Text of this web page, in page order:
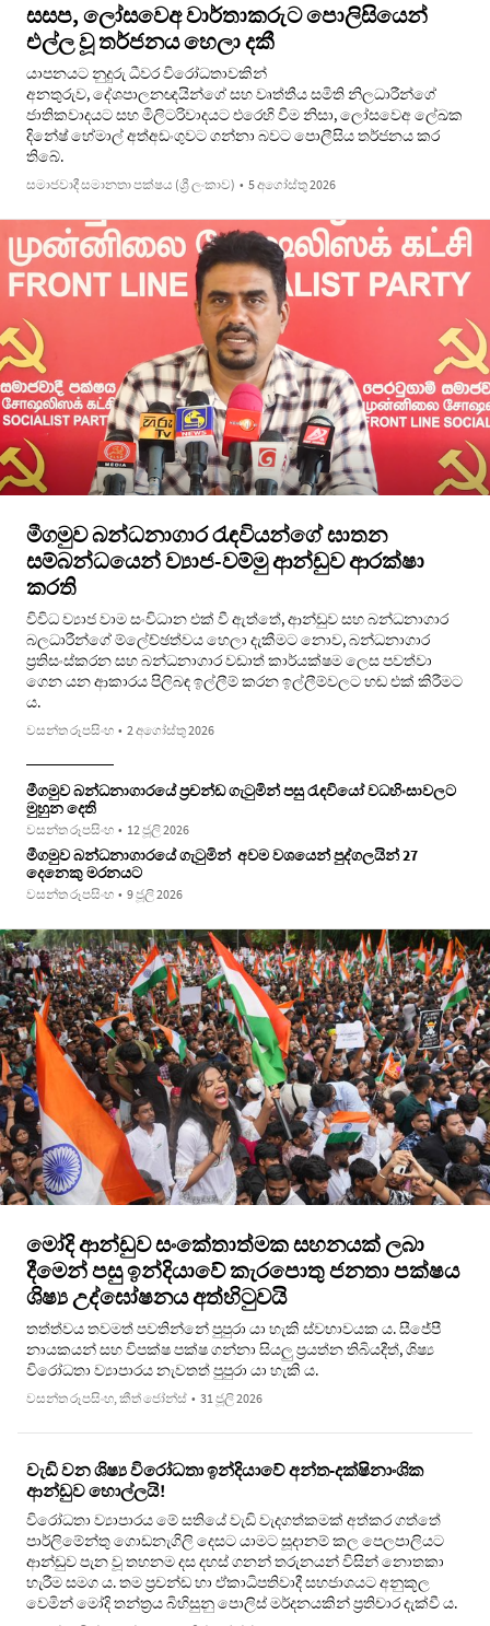
සසප, ලෝසවෙඅ වාර්තාකරුට පොලිසියෙන්
එල්ල වූ තර්ජනය හෙලා දකී
යාපනයට නුදුරු ධීවර විරෝධතාවකින්
අනතුරුව, දේශපාලනඥයින්ගේ සහ වෘත්තීය සමිති නිලධාරීන්ගේ
ජාතිකවාදයට සහ මිලිටරිවාදයට එරෙහි වීම නිසා, ලෝසවෙඅ ලේඛක
දිනේෂ් හේමාල් අත්අඩංගුවට ගන්නා බවට පොලීසිය තර්ජනය කර
තිබේ.
සමාජවාදී සමානතා පක්ෂය (ශ්‍රී ලංකාව) • 5 අගෝස්තු 2026
මීගමුව බන්ධනාගාර රැඳවියන්ගේ ඝාතන
සම්බන්ධයෙන් ව්‍යාජ-වම්මු ආන්ඩුව ආරක්ෂා
කරති
විවිධ ව්‍යාජ වාම සංවිධාන එක් වී ඇත්තේ, ආන්ඩුව සහ බන්ධනාගාර
බලධාරීන්ගේ ම්ලේච්ඡත්වය හෙලා දැකීමට නොව, බන්ධනාගාර
ප්‍රතිසංස්කරන සහ බන්ධනාගාර වඩාත් කාර්යක්ෂම ලෙස පවත්වා
ගෙන යන ආකාරය පිලිබඳ ඉල්ලීම් කරන ඉල්ලීම්වලට හඬ එක් කිරීමට
ය.
වසන්ත රූපසිංහ • 2 අගෝස්තු 2026
මීගමුව බන්ධනාගාරයේ ප්‍රචන්ඩ ගැටුමින් පසු රැඳවියෝ වධහිංසාවලට
මුහුන දෙති
වසන්ත රූපසිංහ • 12 ජූලි 2026
මීගමුව බන්ධනාගාරයේ ගැටුමින් අවම වශයෙන් පුද්ගලයින් 27
දෙනෙකු මරනයට
වසන්ත රූපසිංහ • 9 ජූලි 2026
මෝදි ආන්ඩුව සංකේතාත්මක සහනයක් ලබා
දීමෙන් පසු ඉන්දියාවේ කැරපොතු ජනතා පක්ෂය
ශිෂ්‍ය උද්ඝෝෂනය අත්හිටුවයි
තත්ත්වය තවමත් පවතින්නේ පුපුරා යා හැකි ස්වභාවයක ය. සීජේපී
නායකයන් සහ විපක්ෂ පක්ෂ ගන්නා සියලු ප්‍රයත්න තිබියදීත්, ශිෂ්‍ය
විරෝධතා ව්‍යාපාරය නැවතත් පුපුරා යා හැකි ය.
වසන්ත රූපසිංහ, කීත් ජෝන්ස් • 31 ජූලි 2026
වැඩි වන ශිෂ්‍ය විරෝධතා ඉන්දියාවේ අන්ත-දක්ෂිනාංශික
ආන්ඩුව හොල්ලයි!
විරෝධතා ව්‍යාපාරය මේ සතියේ වැඩි වැදගත්කමක් අත්කර ගත්තේ
පාර්ලිමේන්තු ගොඩනැගිලි දෙසට යාමට සූදානම් කල පෙලපාලියට
ආන්ඩුව පැන වූ තහනම දස දහස් ගනන් තරුනයන් විසින් නොතකා
හැරීම සමග ය. තම ප්‍රචන්ඩ හා ඒකාධිපතිවාදී සහජාශයට අනුකූල
වෙමින් මෝදි තන්ත්‍රය බිහිසුනු පොලිස් මර්දනයකින් ප්‍රතිචාර දැක්වී ය.